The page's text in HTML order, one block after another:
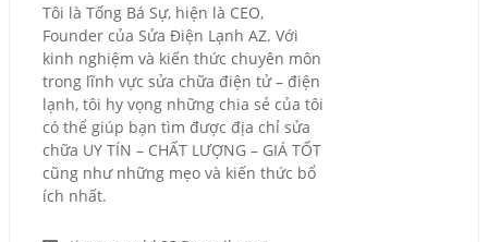
Tôi là Tống Bá Sự, hiện là CEO,
Founder của Sửa Điện Lạnh AZ. Với
kinh nghiệm và kiến thức chuyên môn
trong lĩnh vực sửa chữa điện tử – điện
lạnh, tôi hy vọng những chia sẻ của tôi
có thể giúp bạn tìm được địa chỉ sửa
chữa UY TÍN – CHẤT LƯỢNG – GIÁ TỐT
cũng như những mẹo và kiến thức bổ
ích nhất.